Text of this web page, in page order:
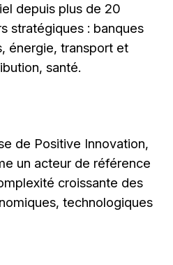
depuis plus de 20
stratégiques : banques
énergie, transport et
santé.
de Positive Innovation,
un acteur de référence
croissante des
technologiques